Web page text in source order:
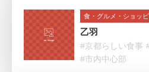
食・グルメ・ショッ
乙羽
#京都らしい食事
#市内中心部